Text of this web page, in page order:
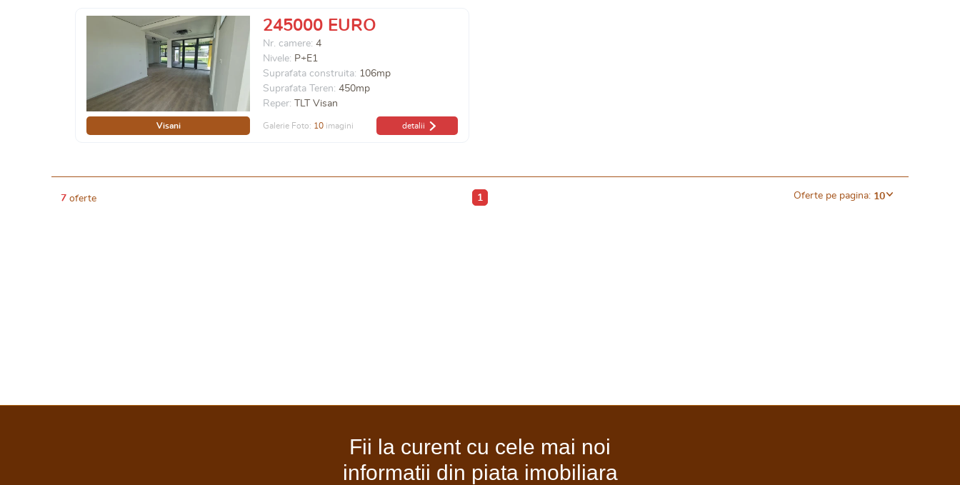
245000 EURO
Nr. camere: 4
Nivele: P+E1
Suprafata construita: 106mp
Suprafata Teren: 450mp
Reper:
TLT Visan
Visani Galerie Foto: 10 imagini detalii
7 oferte 1 Oferte pe pagina: 10
Fii la curent cu cele mai noi
informatii din piata imobiliara